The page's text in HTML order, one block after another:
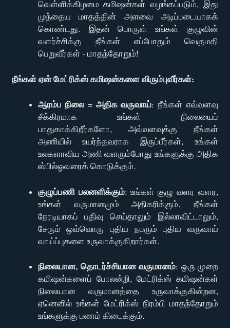
வெள்ளிக்கிழமை கமிஷன்கள் வழங்கப்படும், இது
முந்தைய மாதத்தின் அளவை அடிப்படையாகக்
கொண்டது. இதன் பொருள் உங்கள் குழுவின்
வளர்ச்சிக்கு நீங்கள் எப்போதும் வெகுமதி
பெறுவீர்கள் - மாதந்தோறும்!
நீங்கள் ஏன் மேட்ரிக்ஸ் கமிஷன்களை விரும்புவீர்கள்:
ஆரம்ப நிலை = அதிக வருவாய்: நீங்கள் எவ்வளவு
சீக்கிரமாக உங்கள் நிலையைப்
பாதுகாக்கிறீர்களோ, அவ்வளவுக்கு நீங்கள்
அணியில் உயர்ந்தவராக இருப்பீர்கள், உங்கள்
உலகளாவிய அணி வளரும்போது உங்களுக்கு அதிக
ஸ்பில்ஓவரைக் கொடுக்கும்.
குழுப்பணி பலனளிக்கும்: உங்கள் குழு வளர வளர,
உங்கள் வருமானமும் அதிகரிக்கும். நீங்கள்
நேரடியாகப் பதிவு செய்தாலும் இல்லாவிட்டாலும்,
சேரும் ஒவ்வொரு புதிய நபரும் புதிய வருவாய்
வாய்ப்புகளை உருவாக்குகிறார்கள்.
நிலையான, தொடர்ச்சியான வருமானம்: ஒரு முறை
கமிஷன்களைப் போலன்றி, மேட்ரிக்ஸ் கமிஷன்கள்
நிலையான வருமானத்தை உருவாக்குகின்றன,
ஏனெனில் உங்கள் மேட்ரிக்ஸ் நிரம்பி மாதந்தோறும்
உங்களுக்கு பணம் கிடைக்கும்.